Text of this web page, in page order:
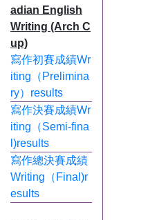
adian English
Writing (Arch C
up)
寫作初賽成績Wr
iting（Prelimina
ry）results
寫作決賽成績Wr
iting（Semi-fina
l)results
寫作總決賽成績
Writing（Final)r
esults